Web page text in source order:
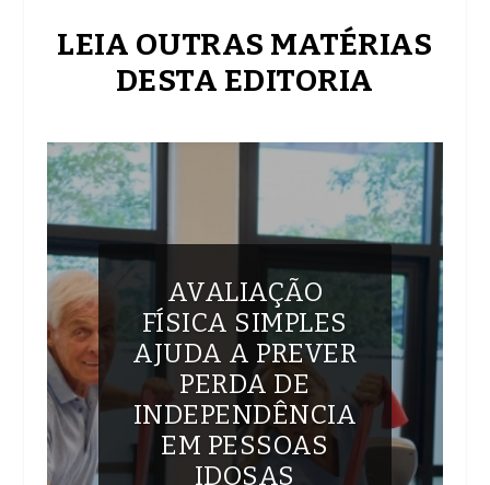
LEIA OUTRAS MATÉRIAS
DESTA EDITORIA
AVALIAÇÃO
FÍSICA SIMPLES
AJUDA A PREVER
PERDA DE
INDEPENDÊNCIA
EM PESSOAS
IDOSAS